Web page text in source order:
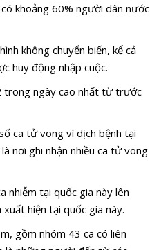
khoảng 60% người dân nước
không chuyển biến, kể cả
huy động nhập cuộc.
trong ngày cao nhất từ trước
ca tử vong vì dịch bệnh tại
nơi ghi nhận nhiều ca tử vong
nhiễm tại quốc gia này lên
hiện tại quốc gia này.
gồm nhóm 43 ca có liên